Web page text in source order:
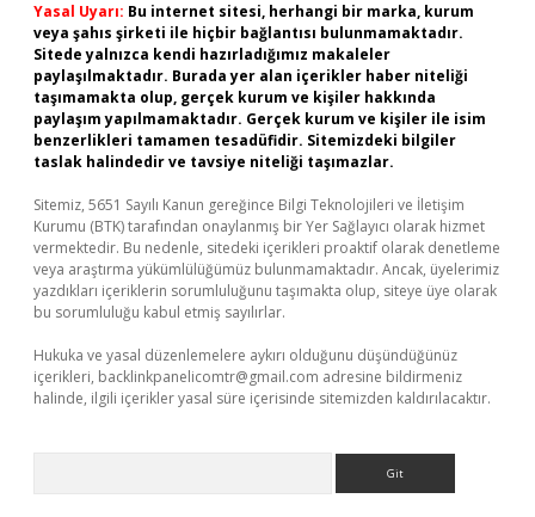
Yasal Uyarı: Bu internet sitesi, herhangi bir marka, kurum
veya şahıs şirketi ile hiçbir bağlantısı bulunmamaktadır.
Sitede yalnızca kendi hazırladığımız makaleler
paylaşılmaktadır. Burada yer alan içerikler haber niteliği
taşımamakta olup, gerçek kurum ve kişiler hakkında
paylaşım yapılmamaktadır. Gerçek kurum ve kişiler ile isim
benzerlikleri tamamen tesadüfidir. Sitemizdeki bilgiler
taslak halindedir ve tavsiye niteliği taşımazlar.
Sitemiz, 5651 Sayılı Kanun gereğince Bilgi Teknolojileri ve İletişim
Kurumu (BTK) tarafından onaylanmış bir Yer Sağlayıcı olarak hizmet
vermektedir. Bu nedenle, sitedeki içerikleri proaktif olarak denetleme
veya araştırma yükümlülüğümüz bulunmamaktadır. Ancak, üyelerimiz
yazdıkları içeriklerin sorumluluğunu taşımakta olup, siteye üye olarak
bu sorumluluğu kabul etmiş sayılırlar.
Hukuka ve yasal düzenlemelere aykırı olduğunu düşündüğünüz
içerikleri, backlinkpanelicomtr@gmail.com adresine bildirmeniz
halinde, ilgili içerikler yasal süre içerisinde sitemizden kaldırılacaktır.